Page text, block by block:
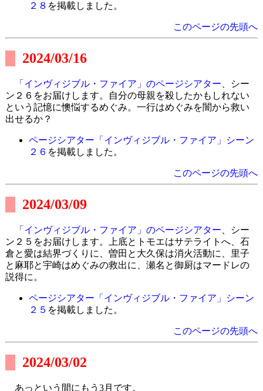
２８ を掲載しました。
このページの先頭へ
2024/03/16
「インヴィジブル・ファイア」のページシアター 、シー
ン２６をお届けします。自分の母親を殺したかもしれない
という記憶に懊悩するめぐみ。一行はめぐみを闇から救い
出せるか？
ページシアター「インヴィジブル・ファイア」シーン
２６ を掲載しました。
このページの先頭へ
2024/03/09
「インヴィジブル・ファイア」のページシアター 、シー
ン２５をお届けします。上底とトモエはサテライトへ、石
倉と愛は結界づくりに、曽田と大久保は消火活動に、里子
と麻耶と宇崎はめぐみの救出に、瀬名と御厨はマードレの
説得に。
ページシアター「インヴィジブル・ファイア」シーン
２５ を掲載しました。
このページの先頭へ
2024/03/02
あっという間にもう3月です。